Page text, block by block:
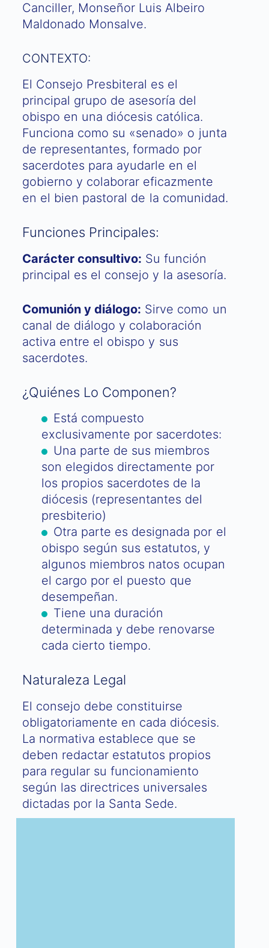
Canciller, Monseñor Luis Albeiro
Maldonado Monsalve.
CONTEXTO:
El Consejo Presbiteral es el
principal grupo de asesoría del
obispo en una diócesis católica.
Funciona como su «senado» o junta
de representantes, formado por
sacerdotes para ayudarle en el
gobierno y colaborar eficazmente
en el bien pastoral de la comunidad.
Funciones Principales:
Carácter consultivo: Su función
principal es el consejo y la asesoría.
Comunión y diálogo: Sirve como un
canal de diálogo y colaboración
activa entre el obispo y sus
sacerdotes.
¿Quiénes Lo Componen?
Está compuesto
exclusivamente por sacerdotes:
Una parte de sus miembros
son elegidos directamente por
los propios sacerdotes de la
diócesis (representantes del
presbiterio)
Otra parte es designada por el
obispo según sus estatutos, y
algunos miembros natos ocupan
el cargo por el puesto que
desempeñan.
Tiene una duración
determinada y debe renovarse
cada cierto tiempo.
Naturaleza Legal
El consejo debe constituirse
obligatoriamente en cada diócesis.
La normativa establece que se
deben redactar estatutos propios
para regular su funcionamiento
según las directrices universales
dictadas por la Santa Sede.